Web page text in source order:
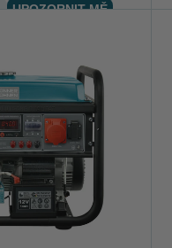
UPOZORNIT MĚ